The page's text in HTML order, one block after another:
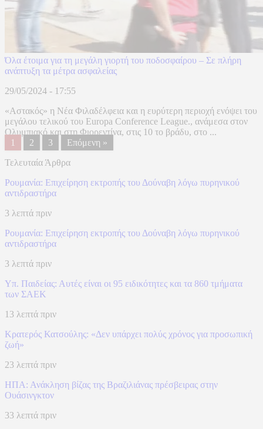
Όλα έτοιμα για τη μεγάλη γιορτή του ποδοσφαίρου – Σε πλήρη
ανάπτυξη τα μέτρα ασφαλείας
29/05/2024 - 17:55
«Αστακός» η Νέα Φιλαδέλφεια και η ευρύτερη περιοχή ενόψει του
μεγάλου τελικού του Europa Conference League., ανάμεσα στον
Ολυμπιακό και στη Φιορεντίνα, στις 10 το βράδυ, στο ...
1
2 3
Επόμενη »
Τελευταία Άρθρα
Ρουμανία: Επιχείρηση εκτροπής του Δούναβη λόγω πυρηνικού
αντιδραστήρα
3 λεπτά πριν
Ρουμανία: Επιχείρηση εκτροπής του Δούναβη λόγω πυρηνικού
αντιδραστήρα
3 λεπτά πριν
Υπ. Παιδείας: Αυτές είναι οι 95 ειδικότητες και τα 860 τμήματα
των ΣΑΕΚ
13 λεπτά πριν
Κρατερός Κατσούλης: «Δεν υπάρχει πολύς χρόνος για προσωπική
ζωή»
23 λεπτά πριν
ΗΠΑ: Ανάκληση βίζας της Βραζιλιάνας πρέσβειρας στην
Ουάσινγκτον
33 λεπτά πριν